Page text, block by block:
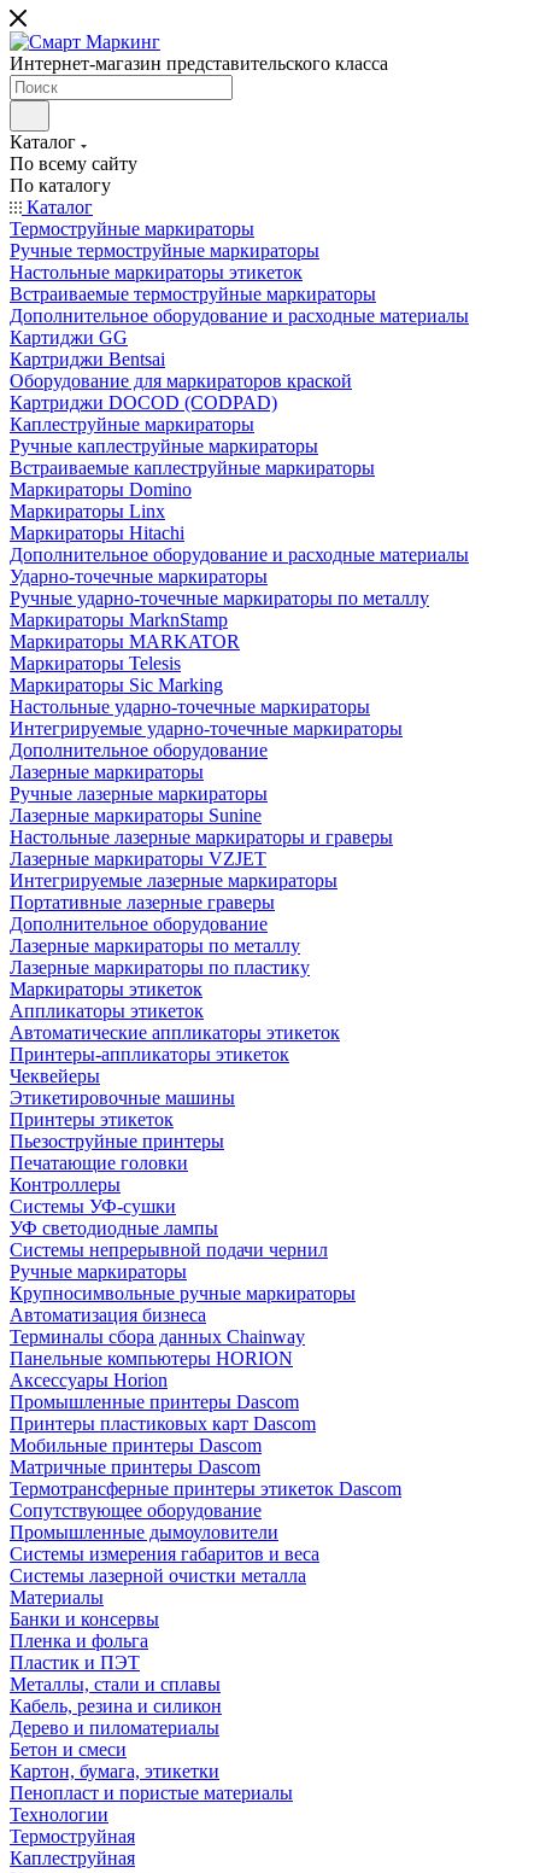
Интернет-магазин представительского класса
Каталог
По всему сайту
По каталогу
Каталог
Термоструйные маркираторы
Ручные термоструйные маркираторы
Настольные маркираторы этикеток
Встраиваемые термоструйные маркираторы
Дополнительное оборудование и расходные материалы
Картиджи GG
Картриджи Bentsai
Оборудование для маркираторов краской
Картриджи DOCOD (CODPAD)
Каплеструйные маркираторы
Ручные каплеструйные маркираторы
Встраиваемые каплеструйные маркираторы
Маркираторы Domino
Маркираторы Linx
Маркираторы Hitachi
Дополнительное оборудование и расходные материалы
Ударно-точечные маркираторы
Ручные ударно-точечные маркираторы по металлу
Маркираторы MarknStamp
Маркираторы MARKATOR
Маркираторы Telesis
Маркираторы Sic Marking
Настольные ударно-точечные маркираторы
Интегрируемые ударно-точечные маркираторы
Дополнительное оборудование
Лазерные маркираторы
Ручные лазерные маркираторы
Лазерные маркираторы Sunine
Настольные лазерные маркираторы и граверы
Лазерные маркираторы VZJET
Интегрируемые лазерные маркираторы
Портативные лазерные граверы
Дополнительное оборудование
Лазерные маркираторы по металлу
Лазерные маркираторы по пластику
Маркираторы этикеток
Аппликаторы этикеток
Автоматические аппликаторы этикеток
Принтеры-аппликаторы этикеток
Чеквейеры
Этикетировочные машины
Принтеры этикеток
Пьезоструйные принтеры
Печатающие головки
Контроллеры
Системы УФ-сушки
УФ светодиодные лампы
Системы непрерывной подачи чернил
Ручные маркираторы
Крупносимвольные ручные маркираторы
Автоматизация бизнеса
Терминалы сбора данных Chainway
Панельные компьютеры HORION
Аксессуары Horion
Промышленные принтеры Dascom
Принтеры пластиковых карт Dascom
Мобильные принтеры Dascom
Матричные принтеры Dascom
Термотрансферные принтеры этикеток Dascom
Сопутствующее оборудование
Промышленные дымоуловители
Системы измерения габаритов и веса
Системы лазерной очистки металла
Материалы
Банки и консервы
Пленка и фольга
Пластик и ПЭТ
Металлы, стали и сплавы
Кабель, резина и силикон
Дерево и пиломатериалы
Бетон и смеси
Картон, бумага, этикетки
Пенопласт и пористые материалы
Технологии
Термоструйная
Каплеструйная